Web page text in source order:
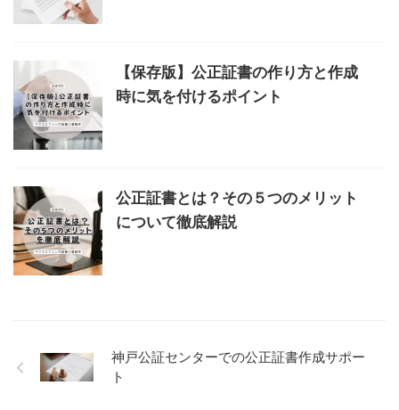
【保存版】公正証書の作り方と作成
時に気を付けるポイント
公正証書とは？その５つのメリット
について徹底解説
神戸公証センターでの公正証書作成サポー
ト